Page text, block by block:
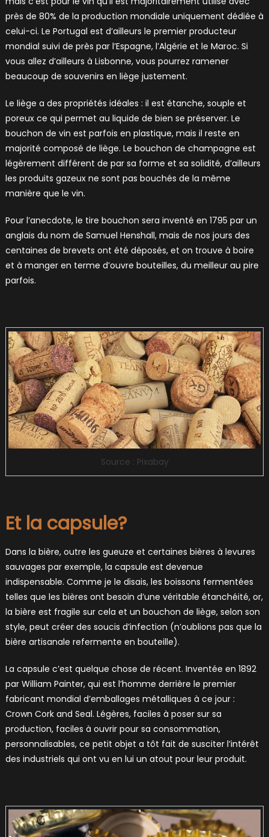
près de 80% de la production mondiale uniquement dédiée à
celui-ci. Le Portugal est d’ailleurs le premier producteur
mondial suivi de près par l’Espagne, l’Algérie et le Maroc. Si
vous allez d’ailleurs à Lisbonne, vous pourrez ramener
beaucoup de souvenirs en liège justement.
Le liège a des propriétés idéales : il est étanche, souple et
poreux ce qui permet au liquide de bien se préserver. Le
bouchon de vin est parfois en plastique, mais il reste en
majorité composé de liège. Le bouchon de champagne est
légèrement différent de par sa forme et sa solidité, d’ailleurs
les produits gazeux ne sont pas bouchés de la même
manière que le vin.
Pour l’anecdote, le tire bouchon sera inventé en 1795 par un
anglais du nom de Samuel Henshall, mais de nos jours des
centaines de brevets ont été déposés, et on trouve à boire
et à manger en terme d’ouvre bouteilles, du meilleur au pire
parfois.
Source : Pixabay
Et la capsule?
Dans la bière, outre les gueuze et certaines bières à levures
sauvages par exemple, la capsule est devenue
indispensable. Comme je le disais, les boissons fermentées
telles que les bières ont besoin d’une véritable étanchéité, or,
la bière est fragile sur cela et un bouchon de liège, selon son
style, peut créer des soucis d’infection (n’oublions pas que la
bière artisanale refermente en bouteille).
La capsule c’est quelque chose de récent. Inventée en 1892
par William Painter, qui est l’homme derrière le premier
fabricant mondial d’emballages métalliques à ce jour :
Crown Cork and Seal. Légères, faciles à poser sur sa
production, faciles à ouvrir pour sa consommation,
personnalisables, ce petit objet a tôt fait de susciter l’intérêt
des industriels qui ont vu en lui un atout pour leur produit.